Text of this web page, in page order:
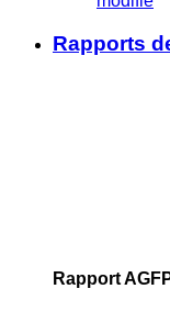
Rapports
Rapport